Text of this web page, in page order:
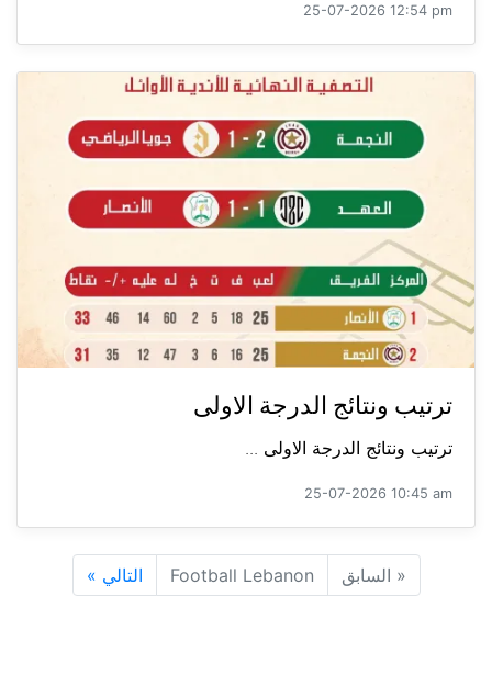
25-07-2026 12:54 pm
ترتيب ونتائج الدرجة الاولى
ترتيب ونتائج الدرجة الاولى ...
25-07-2026 10:45 am
« السابق Football Lebanon التالي »